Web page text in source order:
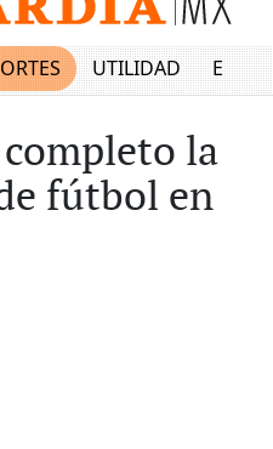
UTILIDAD
completo la
fútbol en